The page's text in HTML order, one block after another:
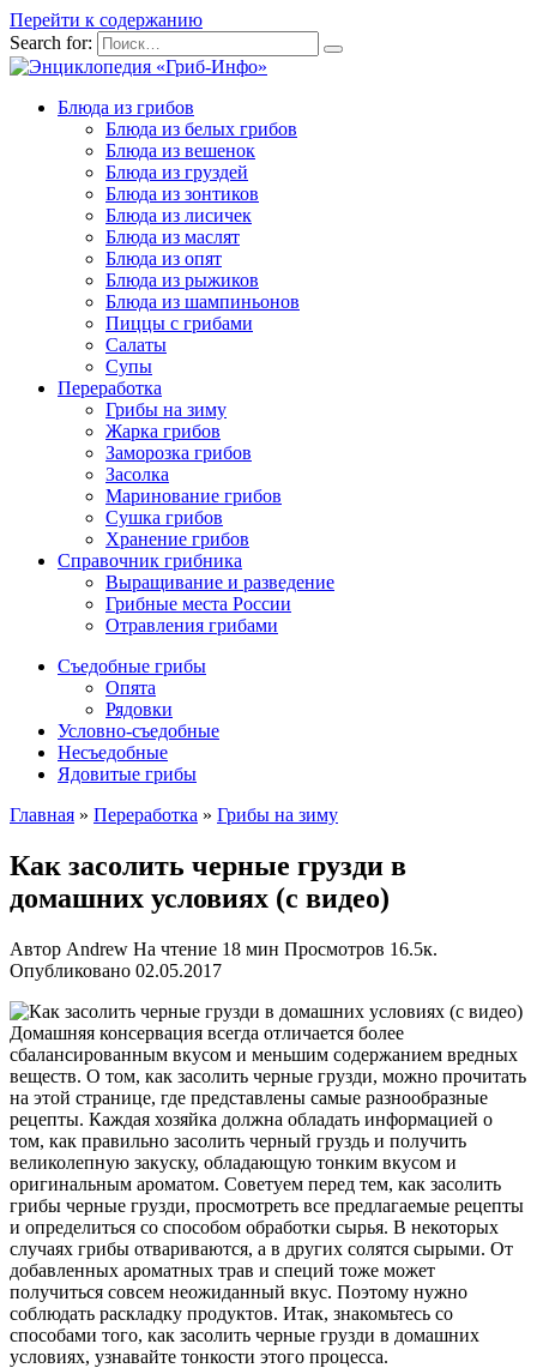
Перейти к содержанию
Search for:
Блюда из грибов
Блюда из белых грибов
Блюда из вешенок
Блюда из груздей
Блюда из зонтиков
Блюда из лисичек
Блюда из маслят
Блюда из опят
Блюда из рыжиков
Блюда из шампиньонов
Пиццы с грибами
Салаты
Супы
Переработка
Грибы на зиму
Жарка грибов
Заморозка грибов
Засолка
Маринование грибов
Сушка грибов
Хранение грибов
Справочник грибника
Выращивание и разведение
Грибные места России
Отравления грибами
Съедобные грибы
Опята
Рядовки
Условно-съедобные
Несъедобные
Ядовитые грибы
Главная » Переработка » Грибы на зиму
Как засолить черные грузди в
домашних условиях (с видео)
Автор Andrew На чтение 18 мин Просмотров 16.5к.
Опубликовано 02.05.2017
Домашняя консервация всегда отличается более
сбалансированным вкусом и меньшим содержанием вредных
веществ. О том, как засолить черные грузди, можно прочитать
на этой странице, где представлены самые разнообразные
рецепты. Каждая хозяйка должна обладать информацией о
том, как правильно засолить черный груздь и получить
великолепную закуску, обладающую тонким вкусом и
оригинальным ароматом. Советуем перед тем, как засолить
грибы черные грузди, просмотреть все предлагаемые рецепты
и определиться со способом обработки сырья. В некоторых
случаях грибы отвариваются, а в других солятся сырыми. От
добавленных ароматных трав и специй тоже может
получиться совсем неожиданный вкус. Поэтому нужно
соблюдать раскладку продуктов. Итак, знакомьтесь со
способами того, как засолить черные грузди в домашних
условиях, узнавайте тонкости этого процесса.